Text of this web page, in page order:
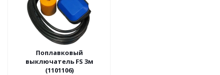
Поплавковый
выключатель FS 3м
(1101106)